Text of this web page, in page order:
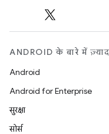
ANDROID के बारे में
Android
Android for Enterprise
सुरक्षा
सोर्स